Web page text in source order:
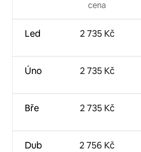
Led
Úno
Bře
Dub
cena
2 735 Kč
2 735 Kč
2 735 Kč
2 756 Kč